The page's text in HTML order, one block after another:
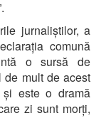
jurnaliștilor, a
comună
o sursă de
de mult de acest
este o dramă
zi sunt morți,